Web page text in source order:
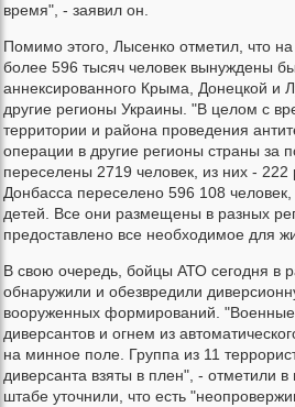
время", - заявил он.
Помимо этого, Лысенко отметил, что
более 596 тысяч человек вынуждены
аннексированного Крыма, Донецкой и
другие регионы Украины. "В целом с
территории и района проведения
операции в другие регионы страны за
переселены 2719 человек, из них -
Донбасса переселено 596 108
детей. Все они размещены в разных
предоставлено все необходимое для
В свою очередь, бойцы АТО сегодня в
обнаружили и обезвредили
вооруженных формирований.
диверсантов и огнем из
на минное поле. Группа из 11
диверсанта взяты в плен", - отметили
штабе уточнили, что есть